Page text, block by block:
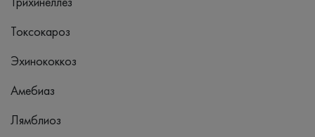
Токсокароз
Эхинококкоз
Амебиаз
Лямблиоз